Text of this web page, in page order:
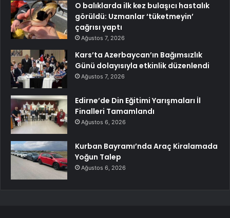
O balıklarda ilk kez bulaşıcı hastalık
görüldü: Uzmanlar ‘tüketmeyin’
çağrısı yaptı
Ağustos 7, 2026
Kars’ta Azerbaycan’ın Bağımsızlık
Günü dolayısıyla etkinlik düzenlendi
Ağustos 7, 2026
Edirne’de Din Eğitimi Yarışmaları İl
Finalleri Tamamlandı
Ağustos 6, 2026
Kurban Bayramı’nda Araç Kiralamada
Yoğun Talep
Ağustos 6, 2026